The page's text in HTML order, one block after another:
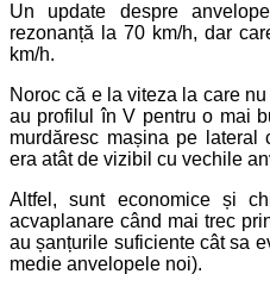
Un update despre
rezonanță la 70 km/h, dar
km/h.
Noroc că e la viteza la care
au profilul în V pentru o mai
murdăresc mașina pe
era atât de vizibil cu vechile
Altfel, sunt economice și
acvaplanare când mai trec
au șanțurile suficiente cât sa
medie anvelopele noi).